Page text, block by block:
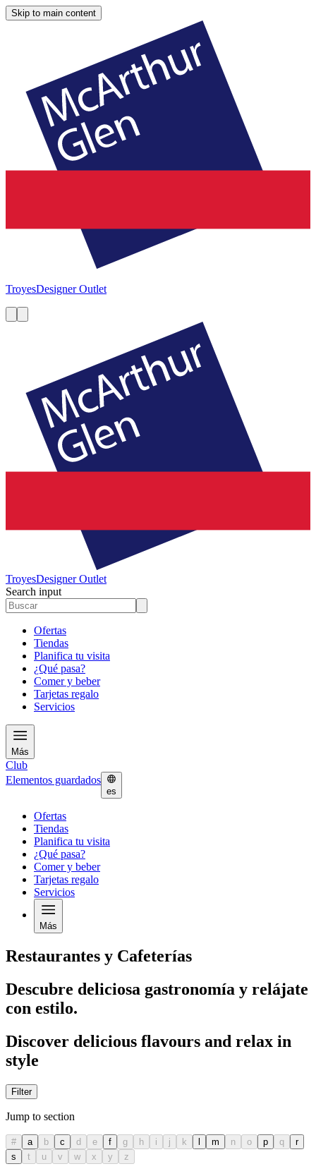
Skip to main content
TroyesDesigner Outlet
TroyesDesigner Outlet
Search input
Ofertas
Tiendas
Planifica tu visita
¿Qué pasa?
Comer y beber
Tarjetas regalo
Servicios
Más
Club
Elementos guardados
es
Ofertas
Tiendas
Planifica tu visita
¿Qué pasa?
Comer y beber
Tarjetas regalo
Servicios
Más
Restaurantes y Cafeterías
Descubre deliciosa gastronomía y relájate
con estilo.
Discover delicious flavours and relax in
style
Filter
Jump to section
# a b c d e f g h i j k m n o p q
r
s
t u v w x y z